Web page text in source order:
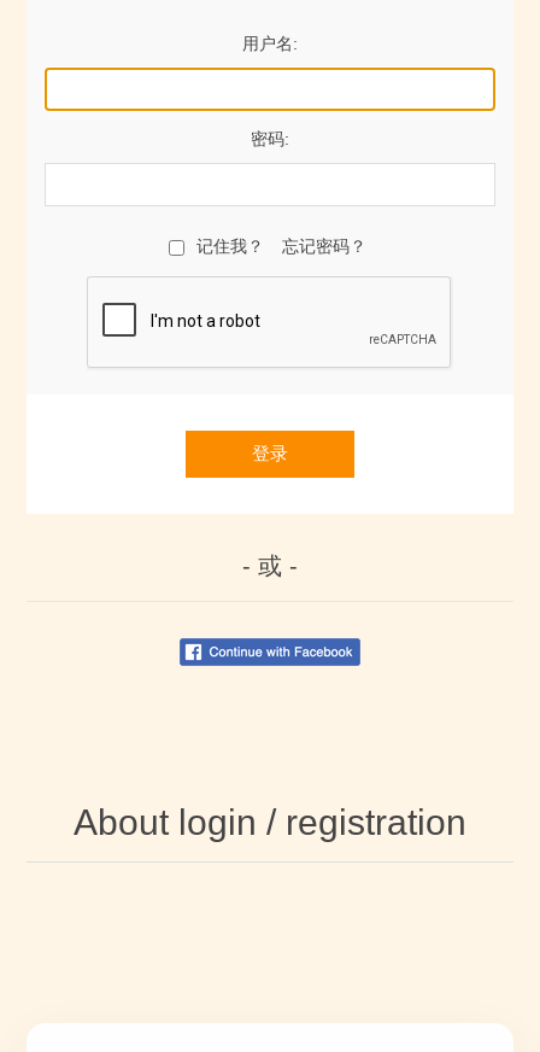
用户名:
密码:
记住我？ 忘记密码？
登录
- 或 -
About login / registration